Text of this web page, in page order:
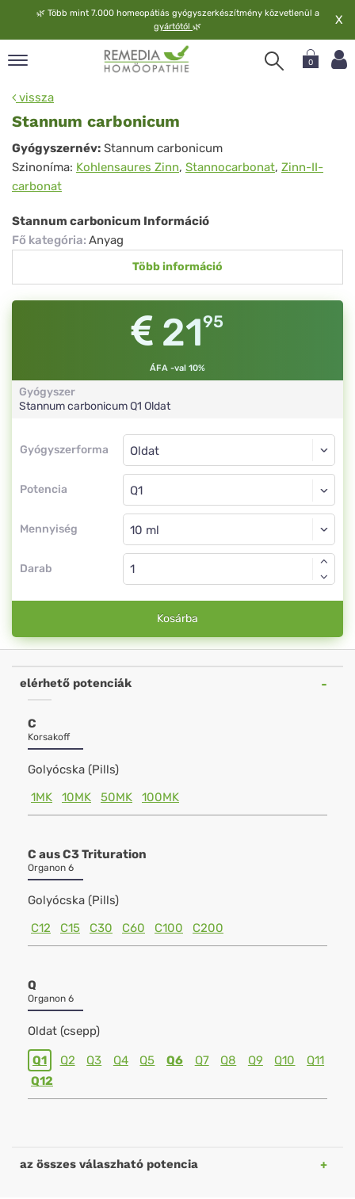
🌿 Több mint 7.000 homeopátiás gyógyszerkészítmény közvetlenül a
gyártótól 🌿 X
0
vissza
Stannum carbonicum
Stannum
carbonicum
Gyógyszernév: Stannum carbonicum
Szinoníma: Kohlensaures Zinn, Stannocarbonat, Zinn-II-
carbonat
Stannum carbonicum Információ
Fő kategória: Anyag
Több információ
2195
ÁFA -val 10%
Gyógyszer
Stannum carbonicumQ1 Oldat
Gyógyszerforma
Gyógyszerforma
Potencia
Oldat
Q1
Mennyiség
Oldat
Darab
Kosárba
elérhető potenciák
C
Korsakoff
Golyócska (Pills)
1MK
10MK 50MK 100MK
C aus C3 Trituration
Organon 6
Golyócska (Pills)
C12
C15 C30 C60 C100 C200
Q
Organon 6
Oldat (csepp)
Q1 Q2 Q3 Q4 Q5 Q6 Q7 Q8 Q9 Q10
Q11
Q12
az összes válaszható potencia